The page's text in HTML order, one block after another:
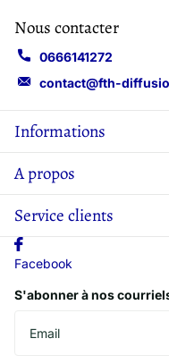
Informations
A propos
Service clients
Nous contacter
0666141272
contact@fth-
Facebook
S'abonner à nos